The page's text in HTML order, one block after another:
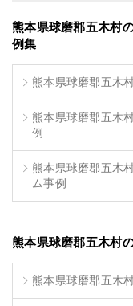
熊本県球磨郡五木村
例集
熊本県球磨郡五木
熊本県球磨郡五木
例
熊本県球磨郡五木
ム事例
熊本県球磨郡五木村
熊本県球磨郡五木